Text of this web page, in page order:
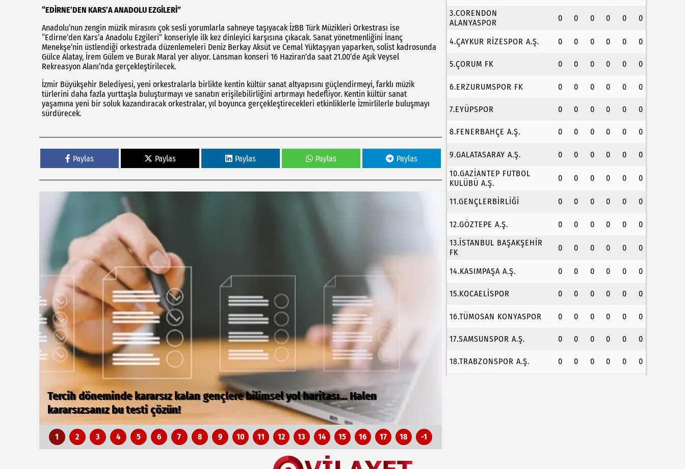
“EDİRNE’DEN KARS’A ANADOLU EZGİLERİ”
Anadolu’nun zengin müzik mirasını çok sesli yorumlarla sahneye taşıyacak İzBB Türk Müzikleri Orkestrası ise
“Edirne’den Kars’a Anadolu Ezgileri” konseriyle ilk kez dinleyici karşısına çıkacak. Sanat yönetmenliğini İnanç
Menekşe’nin üstlendiği orkestrada düzenlemeleri Deniz Berkay Aksüt ve Cemal Yüktaşıyan yaparken, solist kadrosunda
Gülce Alatay, İrem Gülem ve Burak Maral yer alıyor. Lansman konseri 16 Haziran’da saat 21.00’de Aşık Veysel
Rekreasyon Alanı’nda gerçekleştirilecek.
İzmir Büyükşehir Belediyesi, yeni orkestralarla birlikte kentin kültür sanat altyapısını güçlendirmeyi, farklı müzik
türlerini daha fazla yurttaşla buluşturmayı ve sanatın erişilebilirliğini artırmayı hedefliyor. Kentin kültür sanat
yaşamına yeni bir soluk kazandıracak orkestralar, yıl boyunca gerçekleştirecekleri etkinliklerle İzmirlilerle buluşmayı
sürdürecek.
Paylas Paylas Paylas Paylas Paylas
Çocuğun diş sağlığı sadece fırçalamaktan ibaret değil
1 2 3 4 5 6 7 8 9 10 11 12 13 14 15 16 17 18 -1
3.CORENDON
ALANYASPOR
0 0 0 0 0 0
4.ÇAYKUR RİZESPOR A.Ş. 0 0 0 0 0 0
5.ÇORUM FK 0 0 0 0 0 0
6.ERZURUMSPOR FK 0 0 0 0 0 0
7.EYÜPSPOR 0 0 0 0 0 0
8.FENERBAHÇE A.Ş. 0 0 0 0 0 0
9.GALATASARAY A.Ş. 0 0 0 0 0
0
10.GAZİANTEP FUTBOL
KULÜBÜ A.Ş.
0 0 0 0 0 0
11.GENÇLERBİRLİĞİ 0 0 0 0 0 0
12.GÖZTEPE A.Ş. 0 0 0 0 0
0
13.İSTANBUL BAŞAKŞEHİR
FK
0 0 0 0 0 0
14.KASIMPAŞA A.Ş. 0 0 0 0 0 0
15.KOCAELİSPOR 0 0 0 0 0 0
16.TÜMOSAN KONYASPOR 0 0 0 0 0 0
17.SAMSUNSPOR A.Ş. 0 0 0 0 0 0
18.TRABZONSPOR A.Ş. 0 0 0 0 0 0